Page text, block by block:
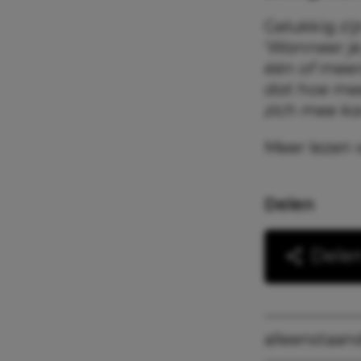
Gelukkig
Wanneer
één of
dat hoe
zich mee
Meer
Delen
Delen